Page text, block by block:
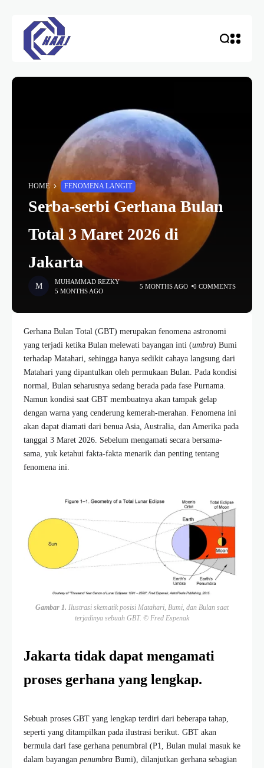
HOME FENOMENA LANGIT
Serba-serbi Gerhana Bulan
Total 3 Maret 2026 di
Jakarta
MUHAMMAD REZKY
5 MONTHS AGO
5 MONTHS AGO 0 COMMENTS
Gerhana Bulan Total (GBT) merupakan fenomena astronomi
yang terjadi ketika Bulan melewati bayangan inti (umbra) Bumi
terhadap Matahari, sehingga hanya sedikit cahaya langsung dari
Matahari yang dipantulkan oleh permukaan Bulan. Pada kondisi
normal, Bulan seharusnya sedang berada pada fase Purnama.
Namun kondisi saat GBT membuatnya akan tampak gelap
dengan warna yang cenderung kemerah-merahan. Fenomena ini
akan dapat diamati dari benua Asia, Australia, dan Amerika pada
tanggal 3 Maret 2026. Sebelum mengamati secara bersama-
sama, yuk ketahui fakta-fakta menarik dan penting tentang
fenomena ini.
Gambar 1. Ilustrasi skematik posisi Matahari, Bumi, dan Bulan saat
terjadinya sebuah GBT. © Fred Espenak
Jakarta tidak dapat mengamati
proses gerhana yang lengkap.
Sebuah proses GBT yang lengkap terdiri dari beberapa tahap,
seperti yang ditampilkan pada ilustrasi berikut. GBT akan
bermula dari fase gerhana penumbral (P1, Bulan mulai masuk ke
dalam bayangan penumbra Bumi), dilanjutkan gerhana sebagian